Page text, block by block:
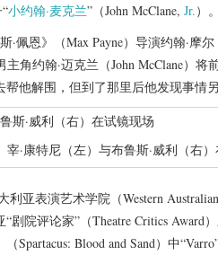
小约翰·麦克兰”（John McClane, Jr.）。
·佩恩》（Max Payne）导演约翰·摩
主角约翰·迈克兰（John McClane）
他解围，但到了那里后他发现事情另
宰·康特尼（左）与布鲁斯·威利（右
利亚表演艺术学院（Western
剧院评论家”（Theatre Critics Award
（Spartacus: Blood and Sand）中